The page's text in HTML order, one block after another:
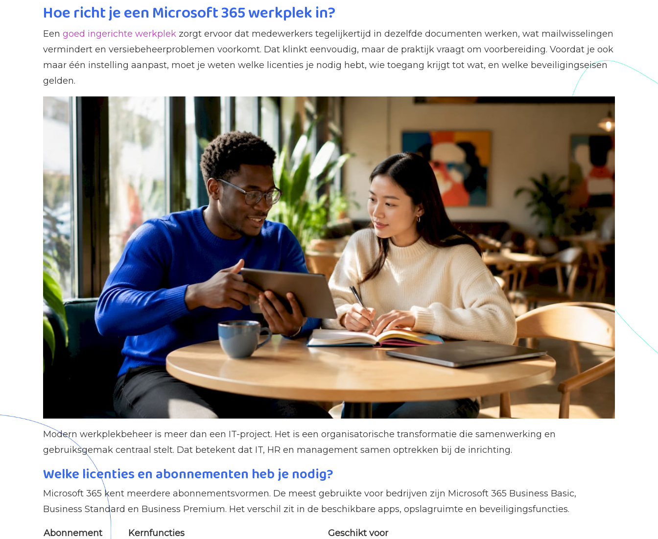
Hoe richt je een Microsoft 365 werkplek in?
Een goed ingerichte werkplek zorgt ervoor dat medewerkers tegelijkertijd in dezelfde documenten werken, wat mailwisselingen
vermindert en versiebeheerproblemen voorkomt. Dat klinkt eenvoudig, maar de praktijk vraagt om voorbereiding. Voordat je ook
maar één instelling aanpast, moet je weten welke licenties je nodig hebt, wie toegang krijgt tot wat, en welke beveiligingseisen
gelden.
Modern werkplekbeheer is meer dan een IT-project. Het is een organisatorische transformatie die samenwerking en
gebruiksgemak centraal stelt. Dat betekent dat IT, HR en management samen optrekken bij de inrichting.
Welke licenties en abonnementen heb je nodig?
Microsoft 365 kent meerdere abonnementsvormen. De meest gebruikte voor bedrijven zijn Microsoft 365 Business Basic,
Business Standard en Business Premium. Het verschil zit in de beschikbare apps, opslagruimte en beveiligingsfuncties.
Abonnement Kernfuncties
Geschikt voor